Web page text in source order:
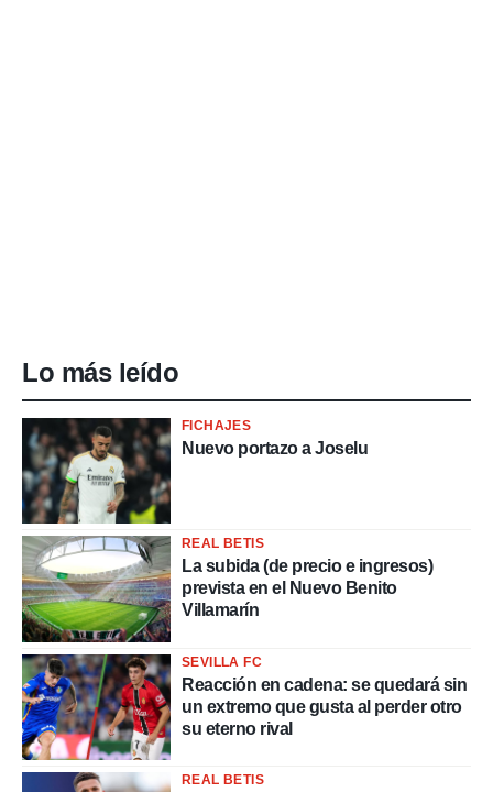
Lo más leído
FICHAJES
Nuevo portazo a Joselu
REAL BETIS
La subida (de precio e ingresos)
prevista en el Nuevo Benito
Villamarín
SEVILLA FC
Reacción en cadena: se quedará sin
un extremo que gusta al perder otro
su eterno rival
REAL BETIS